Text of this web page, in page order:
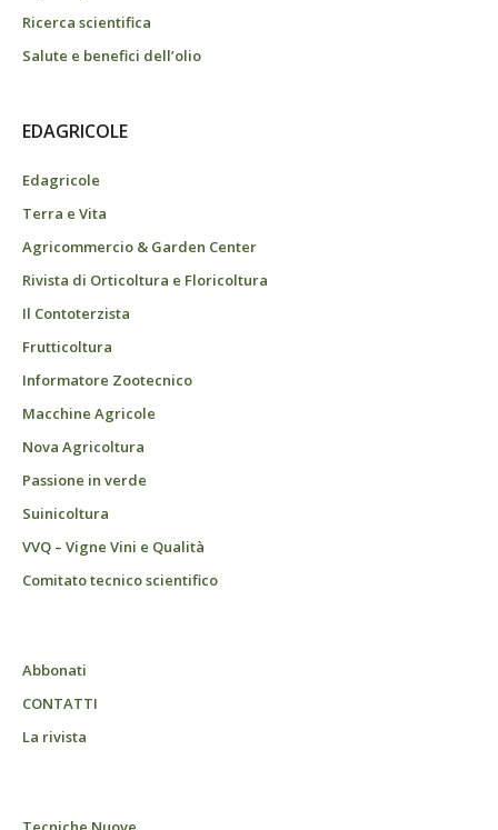
Ricerca scientifica
Salute e benefici dell’olio
EDAGRICOLE
Edagricole
Terra e Vita
Agricommercio & Garden Center
Rivista di Orticoltura e Floricoltura
Il Contoterzista
Frutticoltura
Informatore Zootecnico
Macchine Agricole
Nova Agricoltura
Passione in verde
Suinicoltura
VVQ – Vigne Vini e Qualità
Comitato tecnico scientifico
Abbonati
CONTATTI
La rivista